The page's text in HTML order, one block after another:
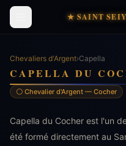
★ SAINT
Chevaliers d'Argent›Capella
CAPELLA DU
⚪ Chevalier d'Argent — Cocher
Capella du Cocher est l'un
été formé directement au